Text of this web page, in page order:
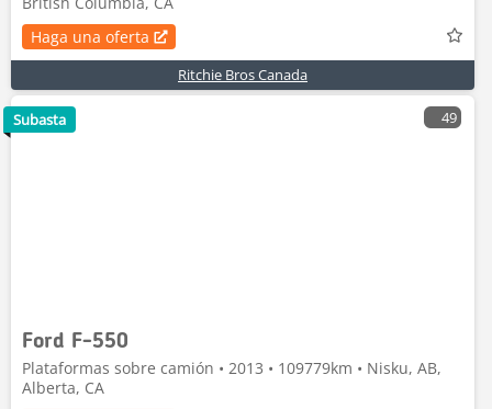
Haga una oferta
Ritchie Bros Canada
49
Ford F-550
Plataformas sobre camión • 2013 • 109779km • Nisku, AB,
Alberta, CA
Subasta